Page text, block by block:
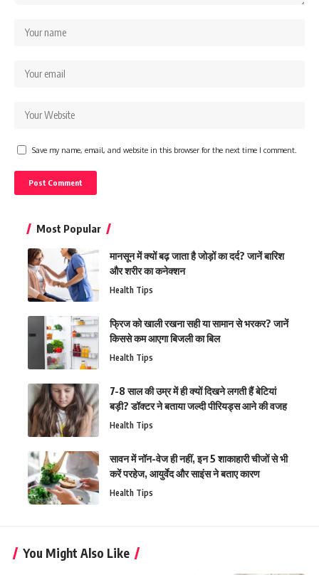
Save my name, email, and website in this browser for the next time I comment.
Most Popular
मानसून में क्यों बढ़ जाता है जोड़ों का दर्द? जानें बारिश
और शरीर का कनेक्शन
Health Tips
फ्रिज को खाली रखना सही या सामान से भरकर? जानें
किससे कम आएगा बिजली का बिल
Health Tips
7-8 साल की उम्र में ही क्यों दिखने लगती हैं बेटियां
बड़ी? डॉक्टर ने बताया जल्दी पीरियड्स आने की वजह
Health Tips
सावन में नॉन-वेज ही नहीं, इन 5 शाकाहारी चीजों से भी
करें परहेज, आयुर्वेद और साइंस ने बताए कारण
Health Tips
You Might Also Like